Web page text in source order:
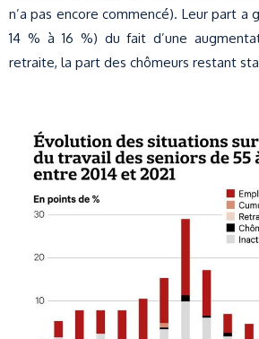
n’a pas encore commencé). Leur part a
14 % à 16 %) du fait d’une
retraite, la part des chômeurs restant